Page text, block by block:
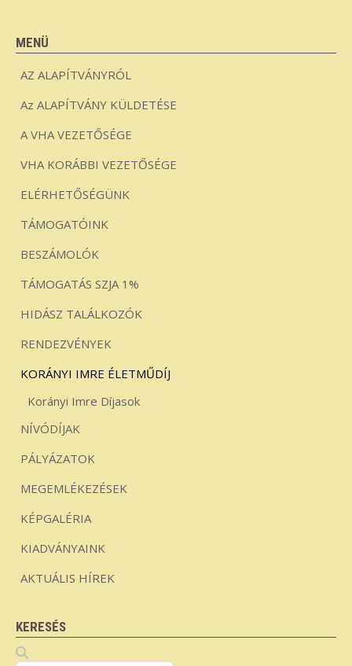
MENÜ
AZ ALAPÍTVÁNYRÓL
Az ALAPÍTVÁNY KÜLDETÉSE
A VHA VEZETŐSÉGE
VHA KORÁBBI VEZETŐSÉGE
ELÉRHETŐSÉGÜNK
TÁMOGATÓINK
BESZÁMOLÓK
TÁMOGATÁS SZJA 1%
HIDÁSZ TALÁLKOZÓK
RENDEZVÉNYEK
KORÁNYI IMRE ÉLETMŰDÍJ
Korányi Imre Díjasok
NÍVÓDÍJAK
PÁLYÁZATOK
MEGEMLÉKEZÉSEK
KÉPGALÉRIA
KIADVÁNYAINK
AKTUÁLIS HÍREK
KERESÉS